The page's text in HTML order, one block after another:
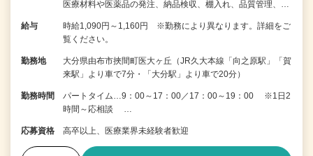
医療材料や医薬品の発注、納品検収、棚入れ、品質管理、…
給与
時給1,090円～1,160円 ※勤務により異なります。詳細をご
覧ください。
勤務地
大分県由布市挾間町医大ヶ丘（JR久大本線「向之原駅」「賀
来駅」より車で7分・「大分駅」より車で20分）
勤務時間
パートタイム…9：00～17：00／17：00～19：00 ※1日2
時間～応相談 …
応募資格 高卒以上、医療業界未経験者歓迎